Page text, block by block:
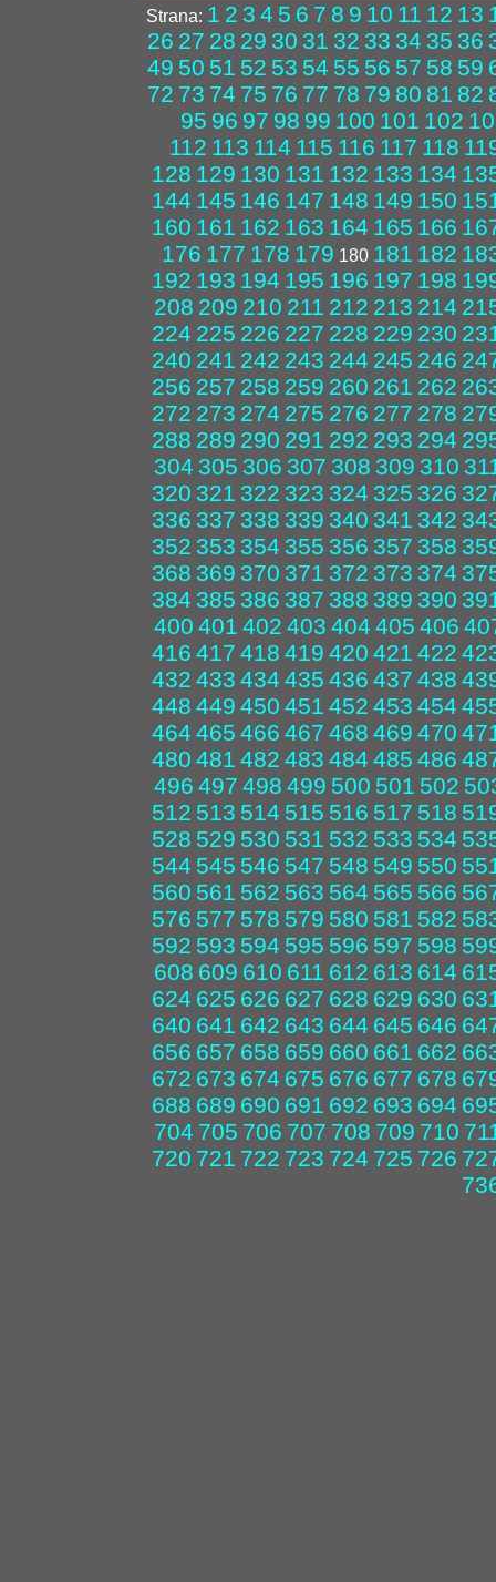
Strana: 1 2 3 4 5 6 7 8 9 10 11 12 13
26 27 28 29 30 31 32 33 34 35 36
49 50 51 52 53 54 55 56 57 58 59
72 73 74 75 76 77 78 79 80 81 82
95 96 97 98 99 100 101 102
112 113 114 115 116 117 118
128 129 130 131 132 133 134
144 145 146 147 148 149 150
160 161 162 163 164 165 166
176 177 178 179 180 181 182
192 193 194 195 196 197 198
208 209 210 211 212 213 214
224 225 226 227 228 229 230
240 241 242 243 244 245 246
256 257 258 259 260 261 262
272 273 274 275 276 277 278
288 289 290 291 292 293 294
304 305 306 307 308 309 310
320 321 322 323 324 325 326
336 337 338 339 340 341 342
352 353 354 355 356 357 358
368 369 370 371 372 373 374
384 385 386 387 388 389 390
400 401 402 403 404 405 406
416 417 418 419 420 421 422
432 433 434 435 436 437 438
448 449 450 451 452 453 454
464 465 466 467 468 469 470
480 481 482 483 484 485 486
496 497 498 499 500 501 502
512 513 514 515 516 517 518
528 529 530 531 532 533 534
544 545 546 547 548 549 550
560 561 562 563 564 565 566
576 577 578 579 580 581 582
592 593 594 595 596 597 598
608 609 610 611 612 613 614
624 625 626 627 628 629 630
640 641 642 643 644 645 646
656 657 658 659 660 661 662
672 673 674 675 676 677 678
688 689 690 691 692 693 694
704 705 706 707 708 709 710
720 721 722 723 724 725 726